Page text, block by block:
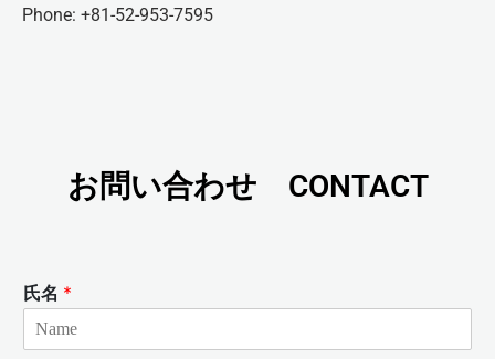
Phone: +81-52-953-7595
お問い合わせ CONTACT
氏名 *